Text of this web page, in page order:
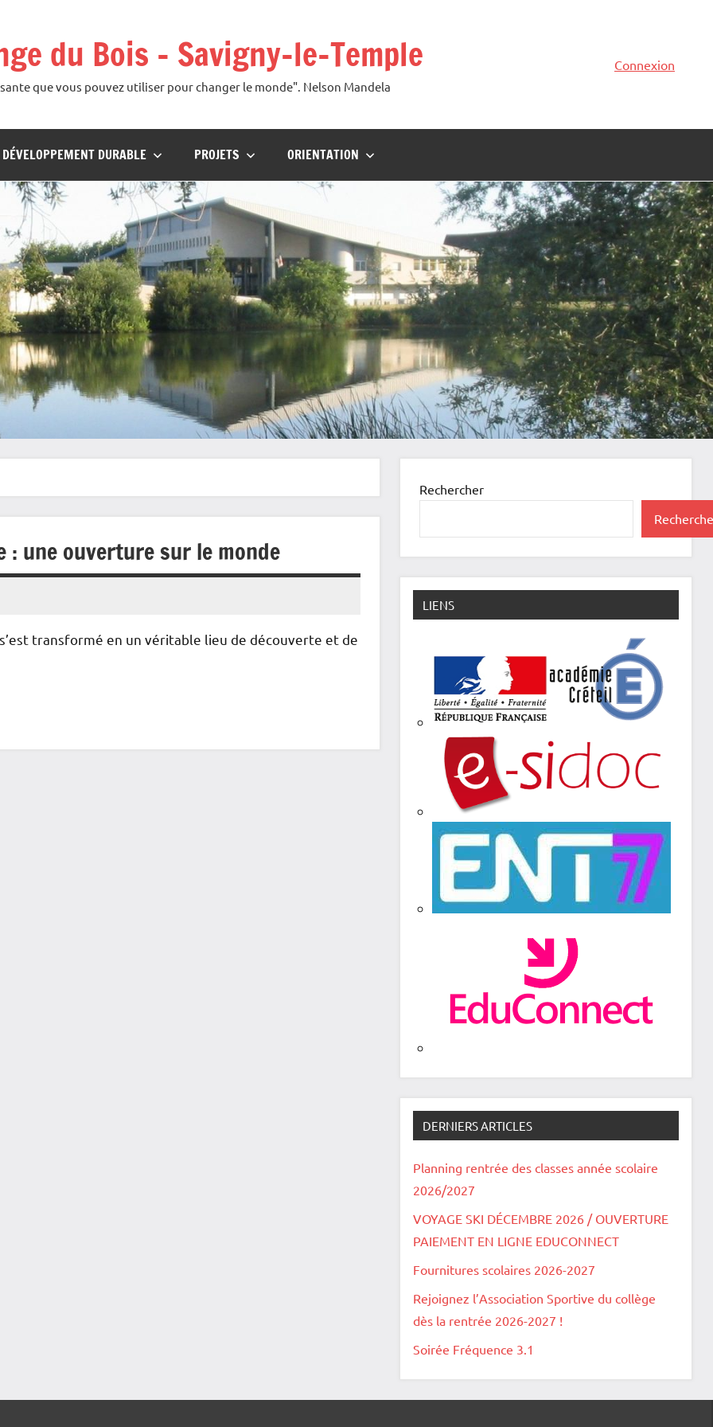
du Bois – Savigny-le-Temple
que vous pouvez utiliser pour changer le monde". Nelson Mandela
Connexion
DURABLE PROJETS ORIENTATION
: une ouverture sur le monde
transformé en un véritable lieu de découverte et de
Rechercher
LIENS
DERNIERS ARTICLES
Planning rentrée des classes année scolaire
2026/2027
VOYAGE SKI DÉCEMBRE 2026 / OUVERTURE
PAIEMENT EN LIGNE EDUCONNECT
Fournitures scolaires 2026-2027
Rejoignez l’Association Sportive du collège
dès la rentrée 2026-2027 !
Soirée Fréquence 3.1